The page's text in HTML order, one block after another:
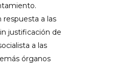
respuesta a las
justificación de
a las
órganos